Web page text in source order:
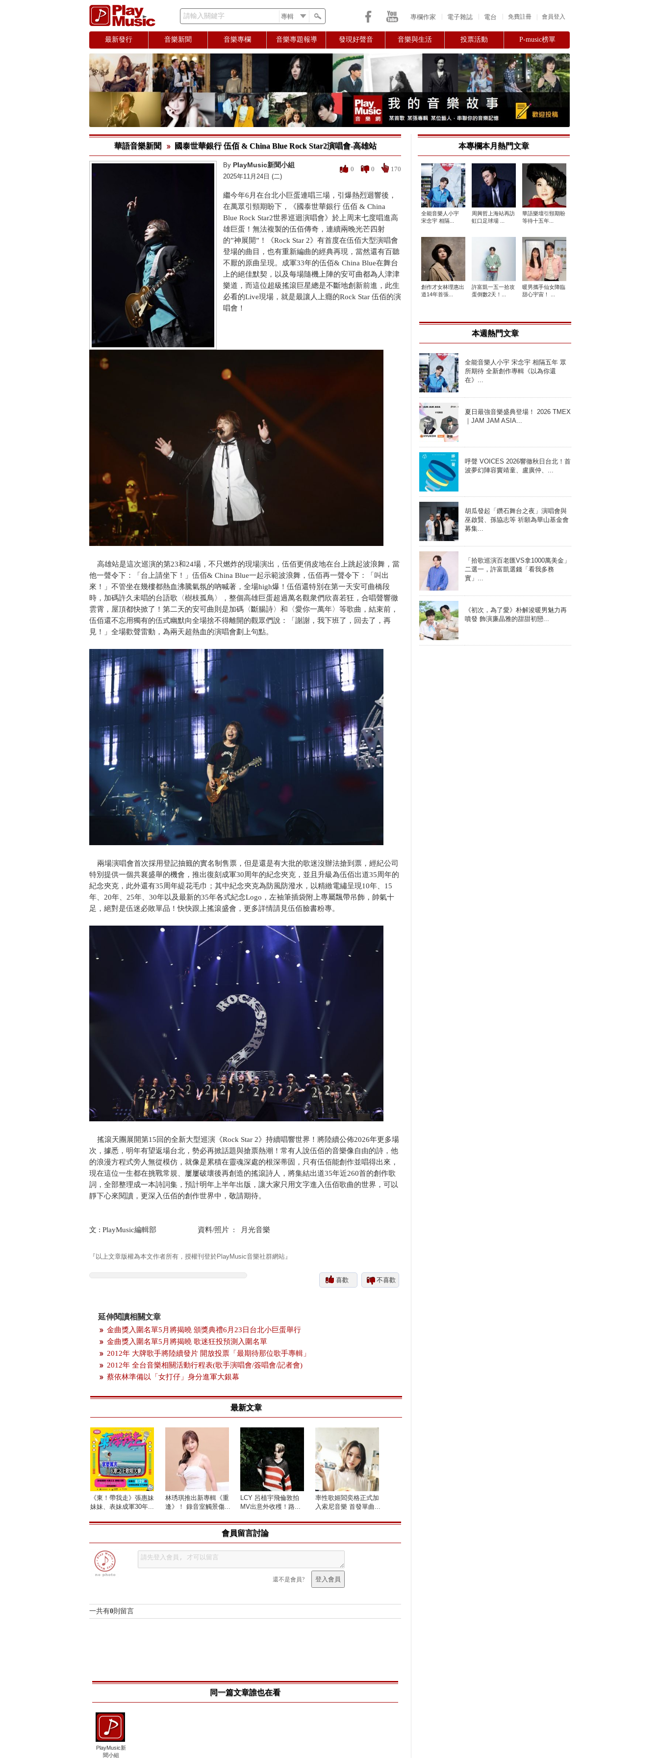
請輸入關鍵字 會員登入
免費註冊
專欄作家 電子雜誌 電台
最新發行 音樂新聞 音樂專欄 音樂專題報導 發現好聲音 音樂與生活 投票活動 P-music榜單
華語音樂新聞 國泰世華銀行 伍佰 & China Blue Rock Star2演唱會-高雄站
0 0 170
By PlayMusic新聞小組
2025年11月24日 (二)
繼今年6月在台北小巨蛋連唱三場，引爆熱烈迴響後，
在萬眾引頸期盼下，《國泰世華銀行 伍佰 & China
Blue Rock Star2世界巡迴演唱會》於上周末七度唱進高
雄巨蛋！無法複製的伍佰傳奇，連續兩晚光芒四射
的”神展開”！《Rock Star 2》有首度在伍佰大型演唱會
登場的曲目，也有重新編曲的經典再現，當然還有百聽
不厭的原曲呈現。成軍33年的伍佰& China Blue在舞台
上的絕佳默契，以及每場隨機上陣的安可曲都為人津津
樂道，而這位超級搖滾巨星總是不斷地創新前進，此生
必看的Live現場，就是最讓人上癮的Rock Star 伍佰的演
唱會！
高雄站是這次巡演的第23和24場，不只燃炸的現場演出，伍佰更俏皮地在台上跳起波浪舞，當
他一聲令下：「台上請坐下！」伍佰& China Blue一起示範波浪舞，伍佰再一聲令下：「叫出
來！」不管坐在幾樓都熱血沸騰氣氛的吶喊著，全場high爆！伍佰還特別在第一天安可曲橋段
時，加碼許久未唱的台語歌〈樹枝孤鳥〉，整個高雄巨蛋超過萬名觀衆們欣喜若狂，合唱聲響徹
雲霄，屋頂都快掀了！第二天的安可曲則是加碼〈斷腸詩〉和〈愛你一萬年〉等歌曲，結束前，
伍佰還不忘用獨有的伍式幽默向全場捨不得離開的觀眾們說：「謝謝，我下班了，回去了，再
見！」全場歡聲雷動，為兩天超熱血的演唱會劃上句點。
兩場演唱會首次採用登記抽籤的實名制售票，但是還是有大批的歌迷沒辦法搶到票，經紀公司
特別提供一個共襄盛舉的機會，推出復刻成軍30周年的紀念夾克，並且升級為伍佰出道35周年的
紀念夾克，此外還有35周年緹花毛巾；其中紀念夾克為防風防潑水，以精緻電繡呈現10年、15
年、20年、25年、30年以及最新的35年各式紀念Logo，左袖筆插袋附上專屬飄帶吊飾，帥氣十
足，絕對是伍迷必敗單品！快快跟上搖滾盛會，更多詳情請見伍佰臉書粉專。
搖滾天團展開第15回的全新大型巡演《Rock Star 2》持續唱響世界！將陸續公佈2026年更多場
次，據悉，明年有望返場台北，勢必再掀話題與搶票熱潮！常有人說伍佰的音樂像自由的詩，他
的浪漫方程式旁人無從模仿，就像是累積在靈魂深處的根深蒂固，只有伍佰能創作並唱得出來，
現在這位一生都在挑戰常規、屢屢破壞後再創造的搖滾詩人，將集結出道35年近260首的創作歌
詞，全部整理成一本詩詞集，預計明年上半年出版，讓大家只用文字進入伍佰歌曲的世界，可以
靜下心來閱讀，更深入伍佰的創作世界中，敬請期待。
文 : PlayMusic編輯部 資料/照片 : 月光音樂
『以上文章版權為本文作者所有，授權刊登於PlayMusic音樂社群網站』
喜歡 不喜歡
延伸閱讀相關文章
金曲獎入圍名單5月將揭曉 頒獎典禮6月23日台北小巨蛋舉行
金曲獎入圍名單5月將揭曉 歌迷狂投預測入圍名單
2012年 大牌歌手將陸續發片 開放投票「最期待那位歌手專輯」
2012年 全台音樂相關活動行程表(歌手演唱會/簽唱會/記者會)
蔡依林準備以「女打仔」身分進軍大銀幕
最新文章
《東！帶我走》張惠妹
妹妹、表妹成軍30年...
林琇琪推出新專輯《重
逢》！ 錄音室觸景傷...
LCY 呂植宇飛倫敦拍
MV出意外收穫！路...
率性歌姬閻奕格正式加
入索尼音樂 首發單曲...
會員留言討論
還不是會員?
一共有0則留言
同一篇文章誰也在看
PlayMusic新
聞小組
本專欄本月熱門文章
全能音樂人小宇
宋念宇 相隔...
周興哲上海站再訪
虹口足球場 ...
華語樂壇引頸期盼
等待十五年...
創作才女林理惠出
道14年首張...
許富凱一五一拾攻
蛋倒數2天！...
暖男攜手仙女降臨
甜心宇宙！ ...
本週熱門文章
全能音樂人小宇 宋念宇 相隔五年 眾
所期待 全新創作專輯《以為你還
在》...
夏日最強音樂盛典登場！ 2026 TMEX
｜JAM JAM ASIA...
呼聲 VOICES 2026響徹秋日台北！首
波夢幻陣容竇靖童、盧廣仲、...
胡瓜發起「鑽石舞台之夜」演唱會與
巫啟賢、孫協志等 祈願為華山基金會
募集...
「拾歌巡演百老匯VS拿1000萬美金」
二選一，許富凱選錢「看我多務
實」...
《初次，為了愛》朴解浚暖男魅力再
噴發 飾演廉晶雅的甜甜初戀...